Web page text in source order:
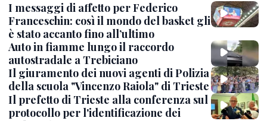
I messaggi di affetto per Federico
Franceschin: così il mondo del basket gli
è stato accanto fino all’ultimo
Auto in fiamme lungo il raccordo
autostradale a Trebiciano
Il giuramento dei nuovi agenti di Polizia
della scuola "Vincenzo Raiola" di Trieste
Il prefetto di Trieste alla conferenza sul
protocollo per l'identificazione dei